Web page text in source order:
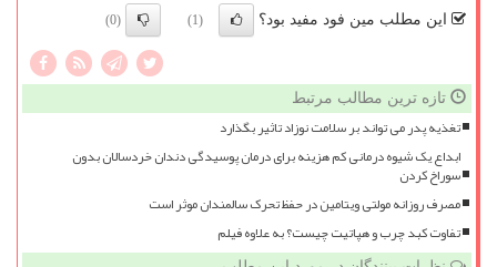
این مطلب مین فود مفید بود؟ (1)
(0)
تازه ترین مطالب مرتبط
تغذیه پدر می تواند بر سلامت نوزاد تاثیر بگذارد
ابداع یک شیوه درمانی کم هزینه برای درمان پوسیدگی دندان خردسالان بدون
سوراخ کردن
مصرف روزانه مولتی ویتامین در حفظ تحرک سالمندان موثر است
تفاوت کبد چرب و هپاتیت چیست؟ به علاوه فیلم